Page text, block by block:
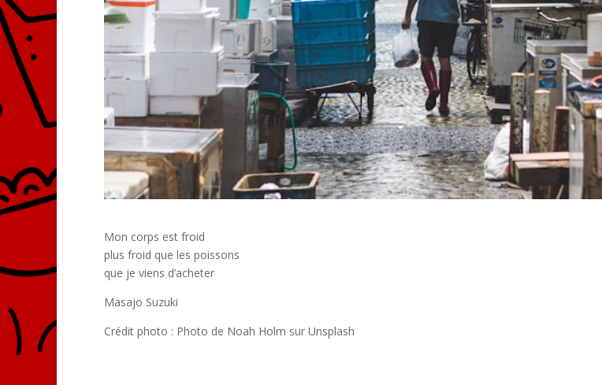
Mon corps est froid
plus froid que les poissons
que je viens d’acheter
Masajo Suzuki
Crédit photo : Photo de Noah Holm sur Unsplash